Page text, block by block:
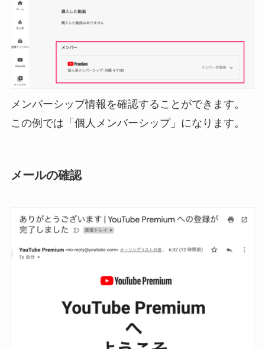
メンバーシップ情報を確認することができます。
この例では「個人メンバーシップ」になります。
メールの確認